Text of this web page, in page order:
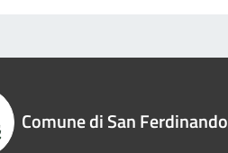
Comune di San Ferdinando